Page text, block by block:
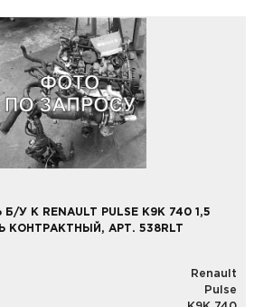
3 (2009 - наст. Время)
- 2009)
- наст. Время)
Koleos
- 2002)
Laguna 2 (2001 - 2007)
- наст. Время)
Latitude
- наст. Время)
- наст. Время)
Master
- 2008)
- наст. Время)
Modus
Pulse
- 1997)
Safrane 2 (1996 - 2000)
2003)
Scenic 2 (2003 - 2009)
- наст. Время)
Sport Spider
У К RENAULT PULSE K9K 740 1,5
КОНТРАКТНЫЙ, АРТ. 538RLT
Renault
Pulse